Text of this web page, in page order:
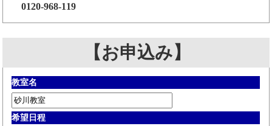
0120-968-119
【お申込み】
教室名
希望日程